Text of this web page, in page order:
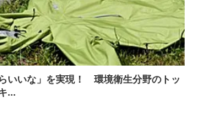
いいな」を実現！ 環境衛生分野のトッ
...